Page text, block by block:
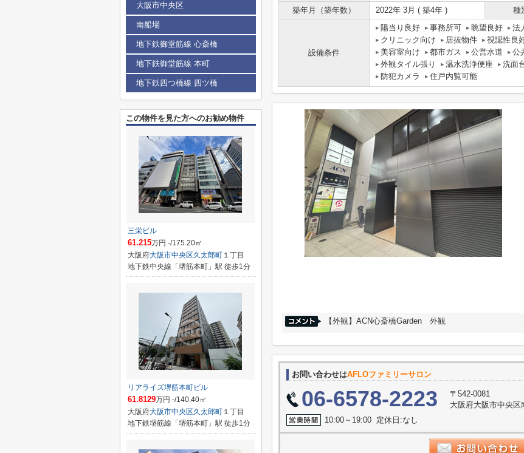
築年月（築年数）
2022年 3月 ( 築4年 ) 種
設備条件
陽当り良好 事務所可 眺望良好 法
クリニック向け
居抜物件 視認性良
美容室向け
都市ガス 公営水道 公
外観タイル張り
温水洗浄便座 洗面
防犯カメラ
住戸内覧可能
【外観】ACN心斎橋Garden 外観
お問い合わせはAFLOファミリーサロン
06-6578-2223
〒542-0081
大阪府大阪市中央
10:00～19:00 定休日:なし
大阪市中央区
南船場
地下鉄御堂筋線 心斎橋
地下鉄御堂筋線 本町
地下鉄四つ橋線 四ツ橋
この物件を見た方へのお勧め物件
三栄ビル
61.215万円 -/175.20㎡
大阪府大阪市中央区久太郎町 １丁目
地下鉄中央線「堺筋本町」駅 徒歩1分
リアライズ堺筋本町ビル
61.8129万円 -/140.40㎡
大阪府大阪市中央区久太郎町 １丁目
地下鉄堺筋線「堺筋本町」駅 徒歩1分